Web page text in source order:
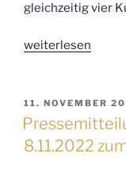
gleichzeitig vier
„Ihre
Pferderecht
informieren
zum
weiterlesen
AM
11. NOVEMBER
8.11.2022